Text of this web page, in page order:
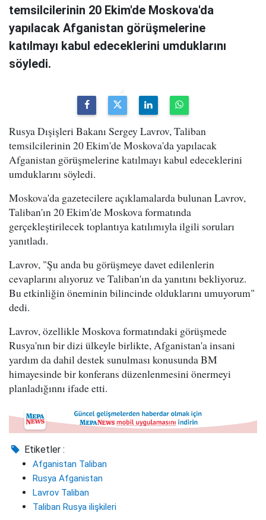
temsilcilerinin 20 Ekim'de Moskova'da
yapılacak Afganistan görüşmelerine
katılmayı kabul edeceklerini umduklarını
söyledi.
Rusya Dışişleri Bakanı Sergey Lavrov, Taliban
temsilcilerinin 20 Ekim'de Moskova'da yapılacak
Afganistan görüşmelerine katılmayı kabul edeceklerini
umduklarını söyledi.
Moskova'da gazetecilere açıklamalarda bulunan Lavrov,
Taliban'ın 20 Ekim'de Moskova formatında
gerçekleştirilecek toplantıya katılımıyla ilgili soruları
yanıtladı.
Lavrov, "Şu anda bu görüşmeye davet edilenlerin
cevaplarını alıyoruz ve Taliban'ın da yanıtını bekliyoruz.
Bu etkinliğin öneminin bilincinde olduklarını umuyorum"
dedi.
Lavrov, özellikle Moskova formatındaki görüşmede
Rusya'nın bir dizi ülkeyle birlikte, Afganistan'a insani
yardım da dahil destek sunulması konusunda BM
himayesinde bir konferans düzenlenmesini önermeyi
planladığınnı ifade etti.
Etiketler :
Afganistan Taliban
Rusya Afganistan
Lavrov Taliban
Taliban Rusya ilişkileri